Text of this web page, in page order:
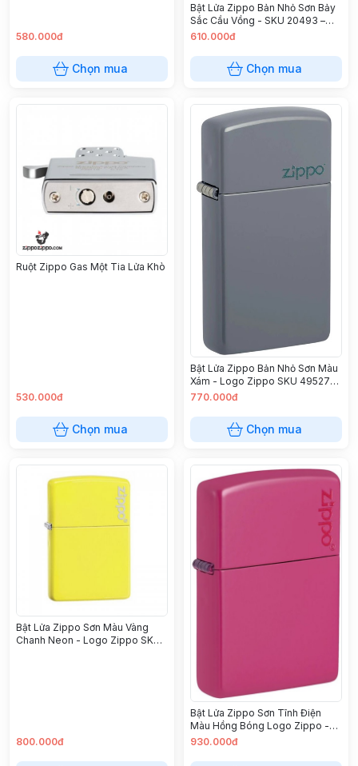
580.000đ
Chọn mua
Bật Lửa Zippo Bản Nhỏ Sơn Bảy
Sắc Cầu Vồng - SKU 20493 –
Zippo Slim Spectrum
610.000đ
Chọn mua
Ruột Zippo Gas Một Tia Lửa Khò
530.000đ
Chọn mua
Bật Lửa Zippo Bản Nhỏ Sơn Màu
Xám - Logo Zippo SKU 49527zl
– Zippo Slim® Flat Grey Zippo
770.000đ
Chọn mua
Bật Lửa Zippo Sơn Màu Vàng
Chanh Neon - Logo Zippo SKU
800.000đ
Bật Lửa Zippo Sơn Tĩnh Điện
Màu Hồng Bóng Logo Zippo -
Sku 49846ZL – Zippo
930.000đ